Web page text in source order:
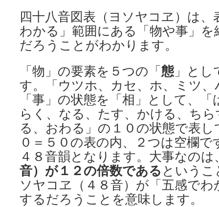
四十八音図表（ヨソヤコヱ）は、
わかる」範囲にある「物や事」
だろうことがわかります。
「物」の要素を５つの「 態 」と
す。「ウツホ、カセ、ホ、ミツ
「事」の状態を「相」として、
らく、なる、たす、かける、ち
る、おわる」の１０の状態で表
０＝５０の表の内、２つは空欄で
４８音韻となります。大事なのは
音）が１２の倍数である という
ソヤコヱ（４８音）が「五感で
するだろうことを意味します。